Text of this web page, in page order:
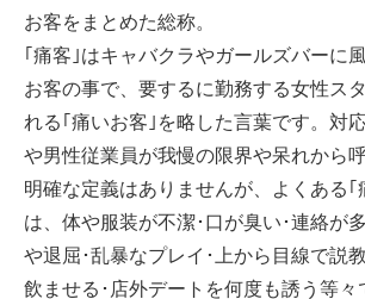
お客をまとめた総称。
｢痛客｣はキャバクラやガールズバーに
お客の事で、要するに勤務する女性ス
れる｢痛いお客｣を略した言葉です。対
や男性従業員が我慢の限界や呆れから
明確な定義はありませんが、よくある｢
は、体や服装が不潔･口が臭い･連絡が
や退屈･乱暴なプレイ･上から目線で説
飲ませる･店外デートを何度も誘う等々